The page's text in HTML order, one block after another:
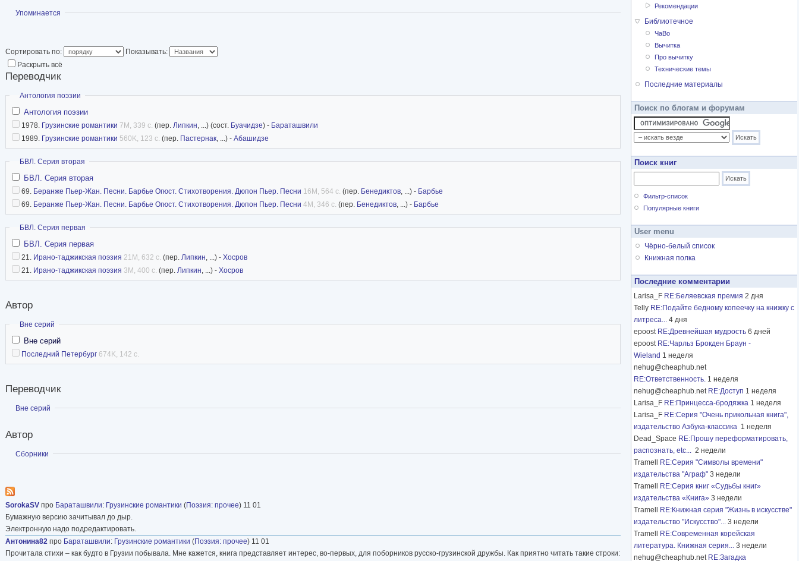
Показать
Упоминается
Сортировать по:
Показывать:
Раскрыть всё
Переводчик
Скрыть
Антология поэзии
Антология поэзии
1978. Грузинские романтики 7M, 339 с. (пер. Липкин, ...) (сост. Буачидзе) - Бараташвили
1989. Грузинские романтики 560K, 123 с. (пер. Пастернак, ...) - Абашидзе
Скрыть
БВЛ. Серия вторая
БВЛ. Серия вторая
69. Беранже Пьер-Жан. Песни. Барбье Огюст. Стихотворения. Дюпон Пьер. Песни 16M, 564 с. (пер. Бенедиктов, ...) - Барбье
69. Беранже Пьер-Жан. Песни. Барбье Огюст. Стихотворения. Дюпон Пьер. Песни 4M, 346 с. (пер. Бенедиктов, ...) - Барбье
Скрыть
БВЛ. Серия первая
БВЛ. Серия первая
21. Ирано-таджикская поэзия 21M, 632 с. (пер. Липкин, ...) - Хосров
21. Ирано-таджикская поэзия 3M, 400 с. (пер. Липкин, ...) - Хосров
Автор
Скрыть
Вне серий
Вне серий
Последний Петербург 674K, 142 с.
Переводчик
Показать
Вне серий
Автор
Показать
Сборники
SorokaSV про Бараташвили: Грузинские романтики (Поэзия: прочее) 11 01
Бумажную версию зачитывал до дыр.
Электронную надо подредактировать.
Антонина82 про Бараташвили: Грузинские романтики (Поэзия: прочее) 11 01
Прочитала стихи – как будто в Грузии побывала. Мне кажется, книга представляет интерес, во-первых, для поборников русско-грузинской дружбы. Как приятно читать такие строки:
Рекомендации
Библиотечное
ЧаВо
Вычитка
Про вычитку
Технические темы
Последние материалы
Поиск по блогам и форумам
Поиск книг
Фильтр-список
Популярные книги
User menu
Чёрно-белый список
Книжная полка
Последние комментарии
Larisa_F RE:Беляевская премия 2 дня
Telly RE:Подайте бедному копеечку на книжку с
литреса... 4 дня
epoost RE:Древнейшая мудрость 6 дней
epoost RE:Чарльз Брокден Браун -
Wieland 1 неделя
nehug@cheaphub.net
RE:Ответственность. 1 неделя
nehug@cheaphub.net RE:Доступ 1 неделя
Larisa_F RE:Принцесса-бродяжка 1 неделя
Larisa_F RE:Серия "Очень прикольная книга",
издательство Азбука-классика 1 неделя
Dead_Space RE:Прошу переформатировать,
распознать, etc... 2 недели
Tramell
RE:Серия "Символы времени"
издательства "Аграф" 3 недели
Tramell
RE:Серия книг «Судьбы книг»
издательства «Книга» 3 недели
Tramell
RE:Книжная серия "Жизнь в искусстве"
издательство "Искусство"... 3 недели
Tramell
RE:Современная корейская
литература. Книжная серия... 3 недели
nehug@cheaphub.net RE:Загадка